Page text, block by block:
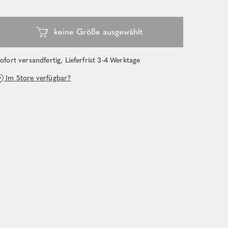
versandfertig, Lieferfrist 3-4 Werktage
Im Store verfügbar?